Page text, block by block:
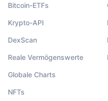
Bitcoin-ETFs
Krypto-API
DexScan
Reale Vermögenswerte
Globale Charts
NFTs